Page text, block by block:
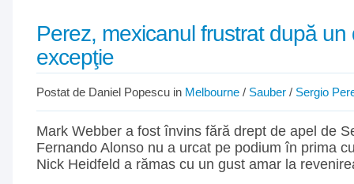
Perez, mexicanul frustrat după un
excepţie
Postat de Daniel Popescu in Melbourne / Sauber / Sergio
Mark Webber a fost învins fără drept de apel de
Fernando Alonso nu a urcat pe podium în prima
Nick Heidfeld a rămas cu un gust amar la